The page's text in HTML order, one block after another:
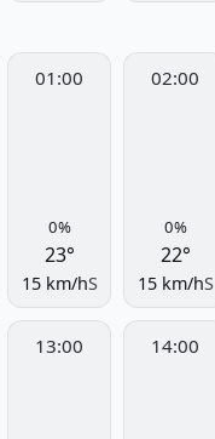
01:00
0%
23°
15 km/hS
02:00
0%
22°
15 km/hS
13:00 14:00